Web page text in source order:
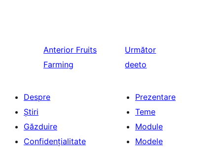
Anterior Fruits
Farming
Următor
deeto
Despre
Știri
Găzduire
Confidențialitate
Prezentare
Teme
Module
Modele